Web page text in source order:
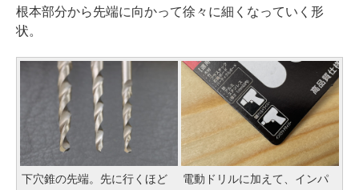
根本部分から先端に向かって徐々に細くなっていく形
状。
下穴錐の先端。先に行くほど
電動ドリルに加えて、インパ